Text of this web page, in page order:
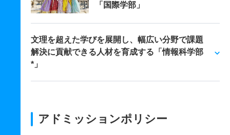
「国際学部」
文理を超えた学びを展開し、幅広い分野で課題
解決に貢献できる人材を育成する「情報科学部
*」
アドミッションポリシー